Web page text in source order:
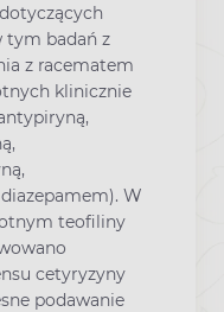
tym badań z
z racematem
klinicznie
W
teofiliny
cetyryzyny
podawanie